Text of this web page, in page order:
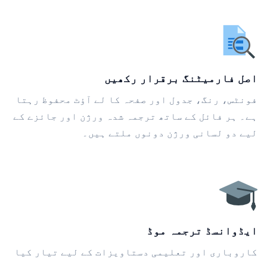
اصل فارمیٹنگ برقرار رکھیں
فونٹس، رنگ، جدول اور صفحہ کا لے آؤٹ محفوظ رہتا
ہے۔ ہر فائل کے ساتھ ترجمہ شدہ ورژن اور جائزے کے
لیے دو لسانی ورژن دونوں ملتے ہیں۔
ایڈوانسڈ ترجمہ موڈ
کاروباری اور تعلیمی دستاویزات کے لیے تیار کیا